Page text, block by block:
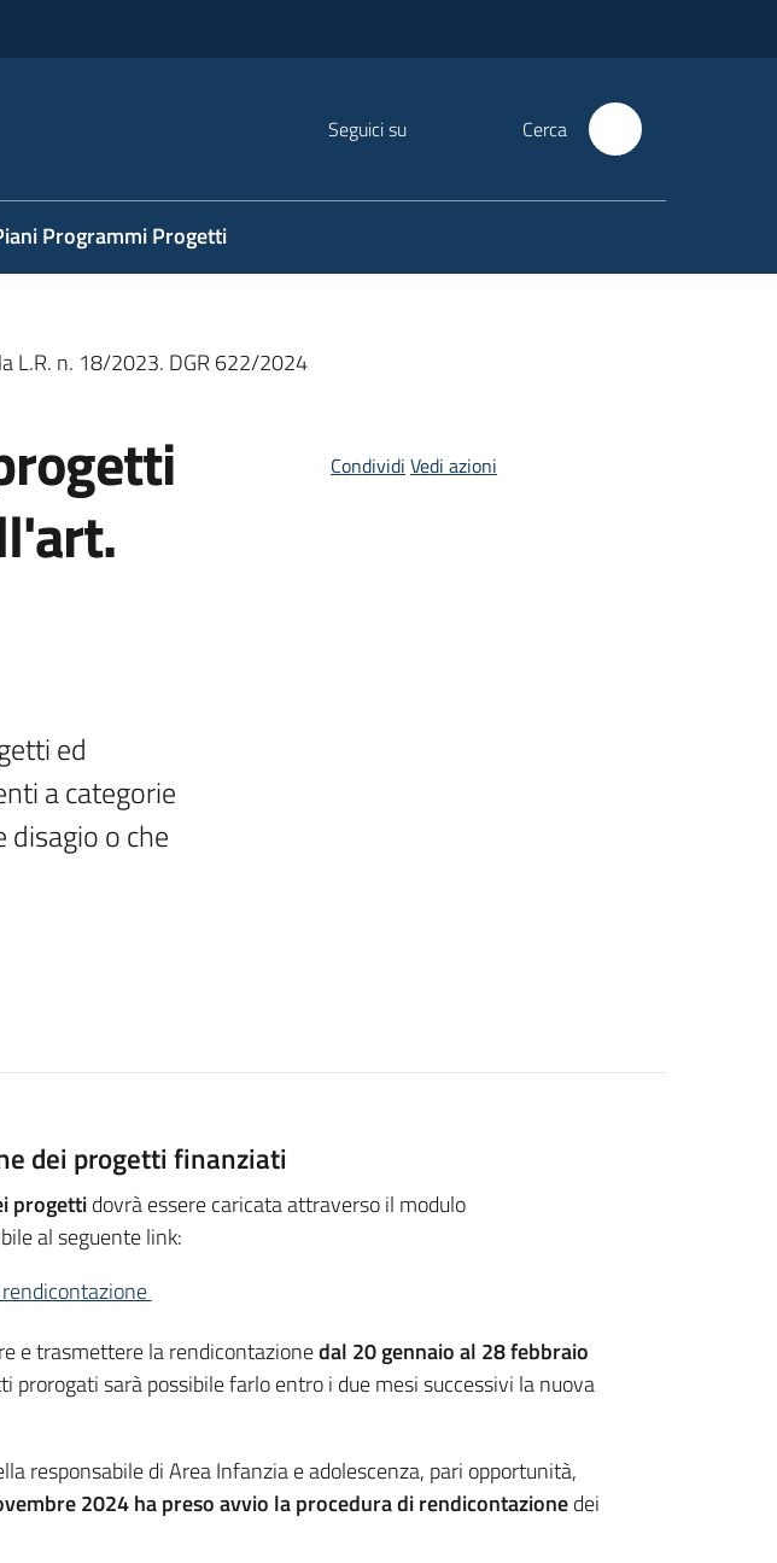
Seguici su Cerca
Programmi Progetti
L.R. n. 18/2023. DGR 622/2024
ed
a categorie
o che
Condividi Vedi azioni
dei progetti finanziati
progettidovrà essere caricata attraverso il modulo
al seguente link:
e trasmettere la rendicontazionedal 20 gennaio al 28 febbraio
prorogati sarà possibile farlo entro i due mesi successivi la nuova
responsabile di Area Infanzia e adolescenza, pari opportunità,
2024ha preso avvio la procedura di rendicontazionedei